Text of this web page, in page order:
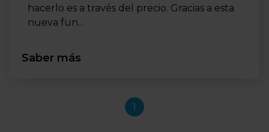
hacerlo es a través del precio. Gracias a esta
nueva fun...
Saber más
1